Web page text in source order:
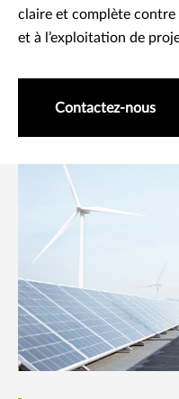
claire et complète contre
et à l’exploitation de
Contactez-nous